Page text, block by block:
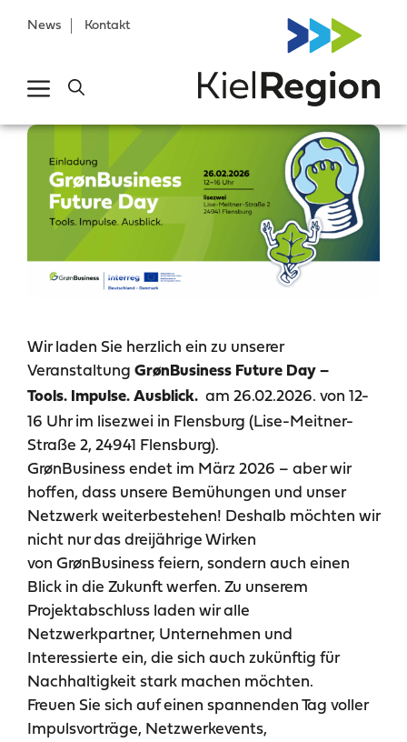
News Kontakt
Wir laden Sie herzlich ein zu unserer
Veranstaltung GrønBusiness Future Day –
Tools. Impulse. Ausblick. am 26.02.2026. von 12-
16 Uhr im lisezwei in Flensburg (Lise-Meitner-
Straße 2, 24941 Flensburg).
GrønBusiness endet im März 2026 – aber wir
hoffen, dass unsere Bemühungen und unser
Netzwerk weiterbestehen! Deshalb möchten wir
nicht nur das dreijährige Wirken
von GrønBusiness feiern, sondern auch einen
Blick in die Zukunft werfen. Zu unserem
Projektabschluss laden wir alle
Netzwerkpartner, Unternehmen und
Interessierte ein, die sich auch zukünftig für
Nachhaltigkeit stark machen möchten.
Freuen Sie sich auf einen spannenden Tag voller
Impulsvorträge, Netzwerkevents,